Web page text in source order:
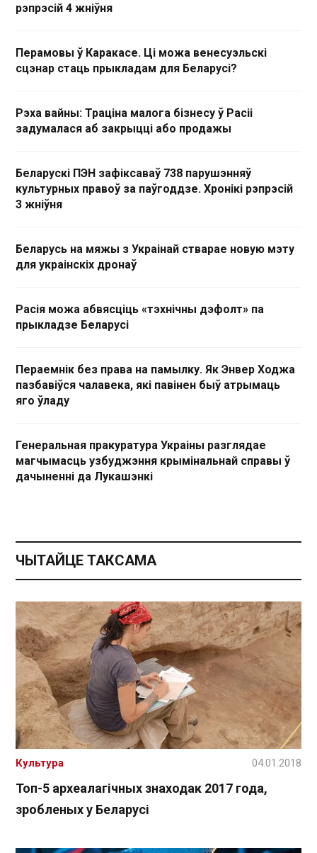
рэпрэсій 4 жніўня
Перамовы ў Каракасе. Ці можа венесуэльскі
сцэнар стаць прыкладам для Беларусі?
Рэха вайны: Траціна малога бізнесу ў Расіі
задумалася аб закрыцці або продажы
Беларускі ПЭН зафіксаваў 738 парушэнняў
культурных правоў за паўгоддзе. Хронікі рэпрэсій
3 жніўня
Беларусь на мяжы з Украінай стварае новую мэту
для украінскіх дронаў
Расія можа абвясціць «тэхнічны дэфолт» па
прыкладзе Беларусі
Пераемнік без права на памылку. Як Энвер Ходжа
пазбавіўся чалавека, які павінен быў атрымаць
яго ўладу
Генеральная пракуратура Украіны разглядае
магчымасць узбуджэння крымінальнай справы ў
дачыненні да Лукашэнкі
ЧЫТАЙЦЕ ТАКСАМА
Топ-5 археалагічных знаходак 2017 года,
зробленых у Беларусі
Культура 04.01.2018